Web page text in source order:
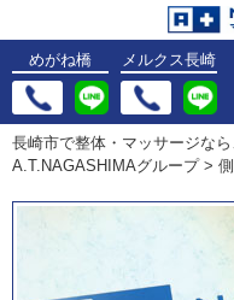
めがね橋 メルクス長崎
長崎市で整体・マッサージな
A.T.NAGASHIMAグループ >